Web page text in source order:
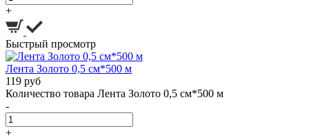
+
Быстрый просмотр
Лента Золото 0,5 см*500 м
119 руб
Количество товара Лента Золото 0,5 см*500 м
-
+